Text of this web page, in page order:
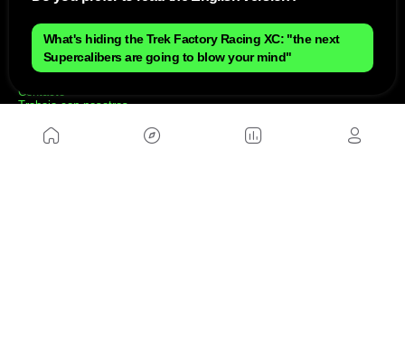
Mapa del sitio
Aviso Legal
Anúnciate con nosotros
Política de cookies
Contacto
Trabaja con nosotros
WEBS AMIGAS
What's hiding the Trek Factory Racing XC: "the next
Supercalibers are going to blow your mind"